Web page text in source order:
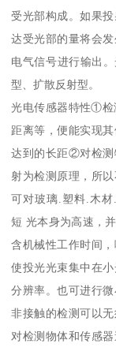
受光部构成。如果
达受光部的量将会
电气信号进行输出
型、扩散反射型。
光电传感器特性①检
距离等，便能实现
达到的长距②对检测
射为检测原理，所
可对玻璃.塑料.木
短 光本身为高速，
含机械性工作时间
使投光光束集中在
分辨率。也可进行
非接触的检测可以
对检测物体和传感